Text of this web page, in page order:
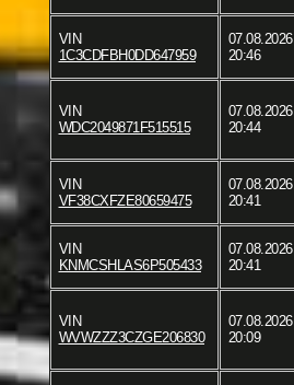
VIN
1C3CDFBH0DD647959
07.08.2026
20:46
VIN
WDC2049871F515515
07.08.2026
20:44
VIN
VF38CXFZE80659475
07.08.2026
20:41
VIN
KNMCSHLAS6P505433
07.08.2026
20:41
VIN
WVWZZZ3CZGE206830
07.08.2026
20:09